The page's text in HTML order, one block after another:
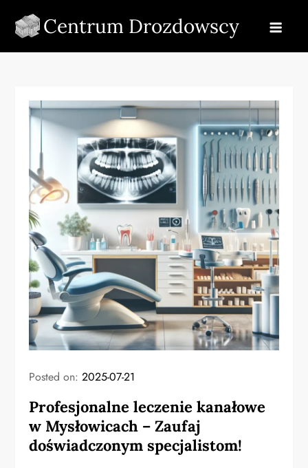
Centrum Drozdowscy
Posted on:2025-07-21
Profesjonalne leczenie kanałowe
w Mysłowicach – Zaufaj
doświadczonym specjalistom!